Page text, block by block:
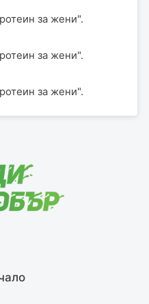
за жени".
за жени".
за жени".